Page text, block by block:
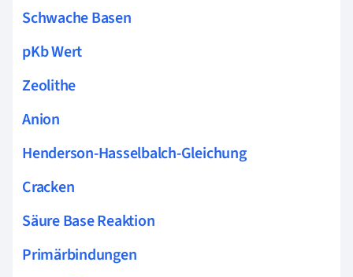
Schwache Basen
pKb Wert
Zeolithe
Anion
Henderson-Hasselbalch-Gleichung
Cracken
Säure Base Reaktion
Primärbindungen